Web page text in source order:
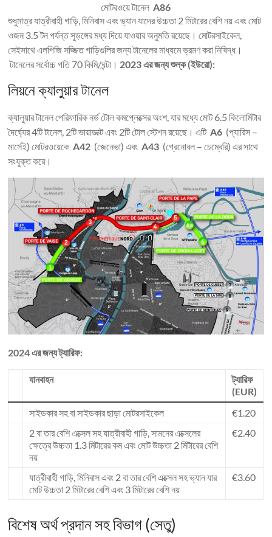
মোটরওয়ে টানেল A86
শুধুমাত্র যাত্রীবাহী গাড়ি, মিনিবাস এবং ভ্যান যাদের উচ্চতা 2 মিটারের বেশি নয় এবং মোট
ওজন 3.5 টন পর্যন্ত সুড়ঙ্গের মধ্য দিয়ে যাওয়ার অনুমতি রয়েছে। মোটরসাইকেল,
সেইসাথে এলপিজি সজ্জিত গাড়িগুলির জন্য টানেলের মাধ্যমে ভ্রমণ করা নিষিদ্ধ।
টানেলের সর্বোচ্চ গতি 70 কিমি/ঘন্টা। 2023 এর জন্য শুল্ক (ইউরো):
লিয়নে ক্যালুয়ার টানেল
ক্যালুয়ার টানেল পেরিফারিক নর্ড টোল কমপ্লেক্সের অংশ, যার মধ্যে মোট 6.5 কিলোমিটার
দৈর্ঘ্যের 4টি টানেল, 2টি ভায়াডাক্ট এবং 2টি টোল স্টেশন রয়েছে। এটি A6 (প্যারিস –
মার্সেই) মোটরওয়েকে A42 (জেনেভা) এবং A43 (গ্রেনোবল – চেম্বেরি) এর সাথে
সংযুক্ত করে।
2024 এর জন্য ট্যারিফ:
যানবাহন
ট্যারিফ
(EUR)
সাইডকার সহ বা সাইডকার ছাড়া মোটরসাইকেল
€1.20
2 বা তার বেশি এক্সেল সহ যাত্রীবাহী গাড়ি, সামনের এক্সেলের
ক্ষেত্রে উচ্চতা 1.3 মিটারের কম এবং মোট উচ্চতা 2 মিটারের বেশি
নয়
€2.40
যাত্রীবাহী গাড়ি, মিনিবাস এবং 2 বা তার বেশি এক্সেল সহ ভ্যান যার
মোট উচ্চতা 2 মিটারের বেশি এবং 3 মিটারের বেশি নয়
€3.60
বিশেষ অর্থ প্রদান সহ বিভাগ (সেতু)